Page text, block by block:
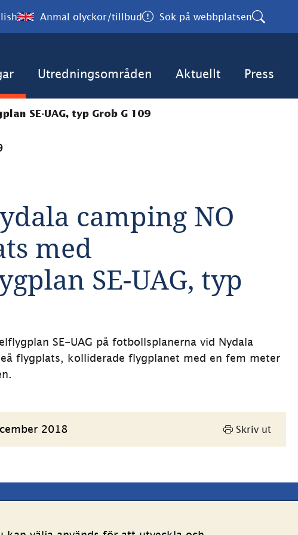
Anmäl olyckor/tillbud Sök på webbplatsen
Utredningsområden Aktuellt Press
SE-UAG, typ Grob G 109
camping NO
med
SE-UAG, typ
SE-UAG på fotbollsplanerna vid Nydala
flygplats, kolliderade flygplanet med en fem meter
2018 Skriv ut